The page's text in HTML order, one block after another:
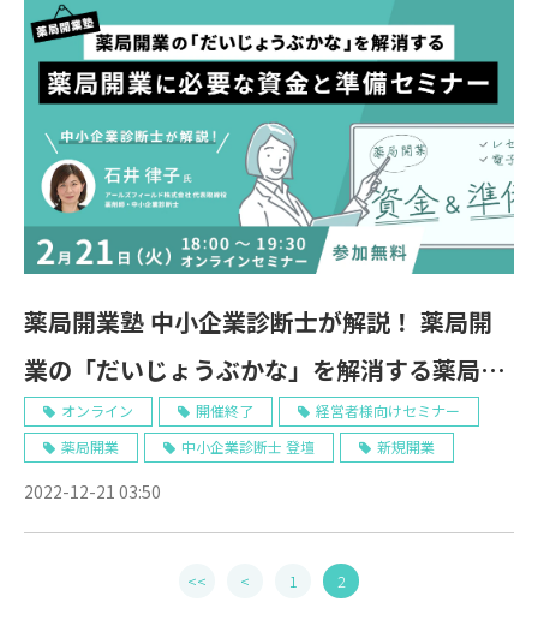
イベント
薬局開業塾 中小企業診断士が解説！ 薬局開
業の「だいじょうぶかな」を解消する薬局開
業に必要な資金と準備セミナー 2/21 Web開
催
オンライン 開催終了
経営者様向けセミナー
薬局開業
中小企業診断士 登壇 新規開業
2022-12-21 03:50
<< < 1 2